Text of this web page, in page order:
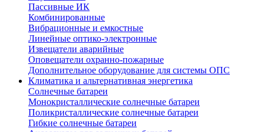
Пассивные ИК
Комбинированные
Вибрационные и емкостные
Линейные оптико-электронные
Извещатели аварийные
Оповещатели охранно-пожарные
Дополнительное оборудование для системы ОПС
Климатика и альтернативная энергетика
Солнечные батареи
Монокристаллические солнечные батареи
Поликристаллические солнечные батареи
Гибкие солнечные батареи